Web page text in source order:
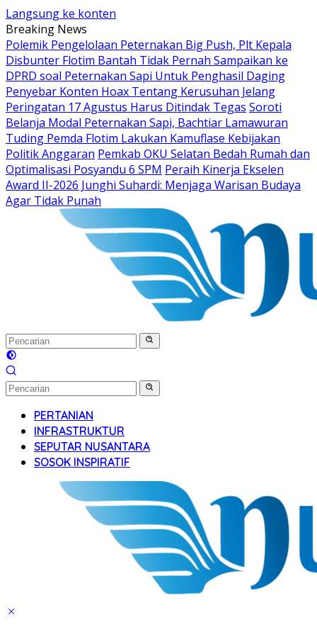
Langsung ke konten
Breaking News
Polemik Pengelolaan Peternakan Big Push, Plt Kepala
Disbunter Flotim Bantah Tidak Pernah Sampaikan ke
DPRD soal Peternakan Sapi Untuk Penghasil Daging
Penyebar Konten Hoax Tentang Kerusuhan Jelang
Peringatan 17 Agustus Harus Ditindak Tegas Soroti
Belanja Modal Peternakan Sapi, Bachtiar Lamawuran
Tuding Pemda Flotim Lakukan Kamuflase Kebijakan
Politik Anggaran Pemkab OKU Selatan Bedah Rumah dan
Optimalisasi Posyandu 6 SPM Peraih Kinerja Ekselen
Award II-2026 Junghi Suhardi: Menjaga Warisan Budaya
Agar Tidak Punah
PERTANIAN
INFRASTRUKTUR
SEPUTAR NUSANTARA
SOSOK INSPIRATIF